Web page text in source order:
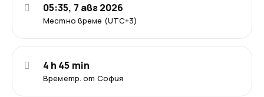
Местно време (UTC+3)
05:35, 7 авг 2026
Времетр. от София
4 h 45 min